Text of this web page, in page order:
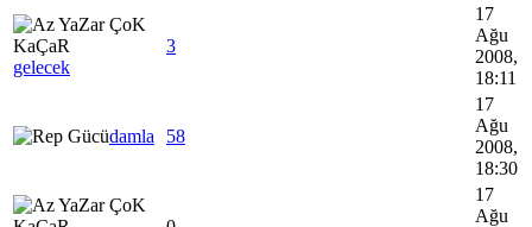
gelecek
3
17
Ağu
2008,
18:11
damla 58
17
Ağu
2008,
18:30
17
Ağu